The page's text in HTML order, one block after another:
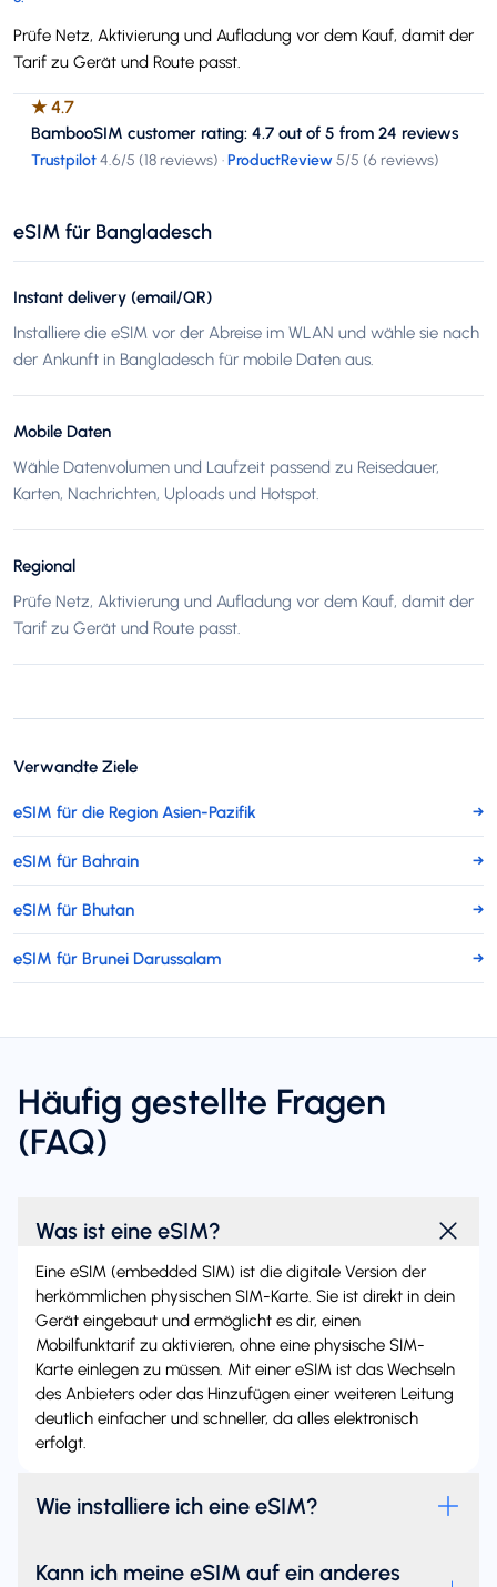
Prüfe Netz, Aktivierung und Aufladung vor dem Kauf, damit der
Tarif zu Gerät und Route passt.
★4.7
BambooSIM customer rating: 4.7 out of 5 from 24 reviews
Trustpilot4.6/5 (18 reviews) ·ProductReview5/5 (6 reviews)
eSIM für Bangladesch
Instant delivery (email/QR)
Installiere die eSIM vor der Abreise im WLAN und wähle sie nach
der Ankunft in Bangladesch für mobile Daten aus.
Mobile Daten
Wähle Datenvolumen und Laufzeit passend zu Reisedauer,
Karten, Nachrichten, Uploads und Hotspot.
Regional
Prüfe Netz, Aktivierung und Aufladung vor dem Kauf, damit der
Tarif zu Gerät und Route passt.
Verwandte Ziele
eSIM für die Region Asien-Pazifik →
eSIM für Bahrain →
eSIM für Bhutan →
eSIM für Brunei Darussalam →
Häufig gestellte Fragen
(FAQ)
Was ist eine eSIM?
Eine eSIM (embedded SIM) ist die digitale Version der
herkömmlichen physischen SIM-Karte. Sie ist direkt in dein
Gerät eingebaut und ermöglicht es dir, einen
Mobilfunktarif zu aktivieren, ohne eine physische SIM-
Karte einlegen zu müssen. Mit einer eSIM ist das Wechseln
des Anbieters oder das Hinzufügen einer weiteren Leitung
deutlich einfacher und schneller, da alles elektronisch
erfolgt.
Wie installiere ich eine eSIM?
Kann ich meine eSIM auf ein anderes